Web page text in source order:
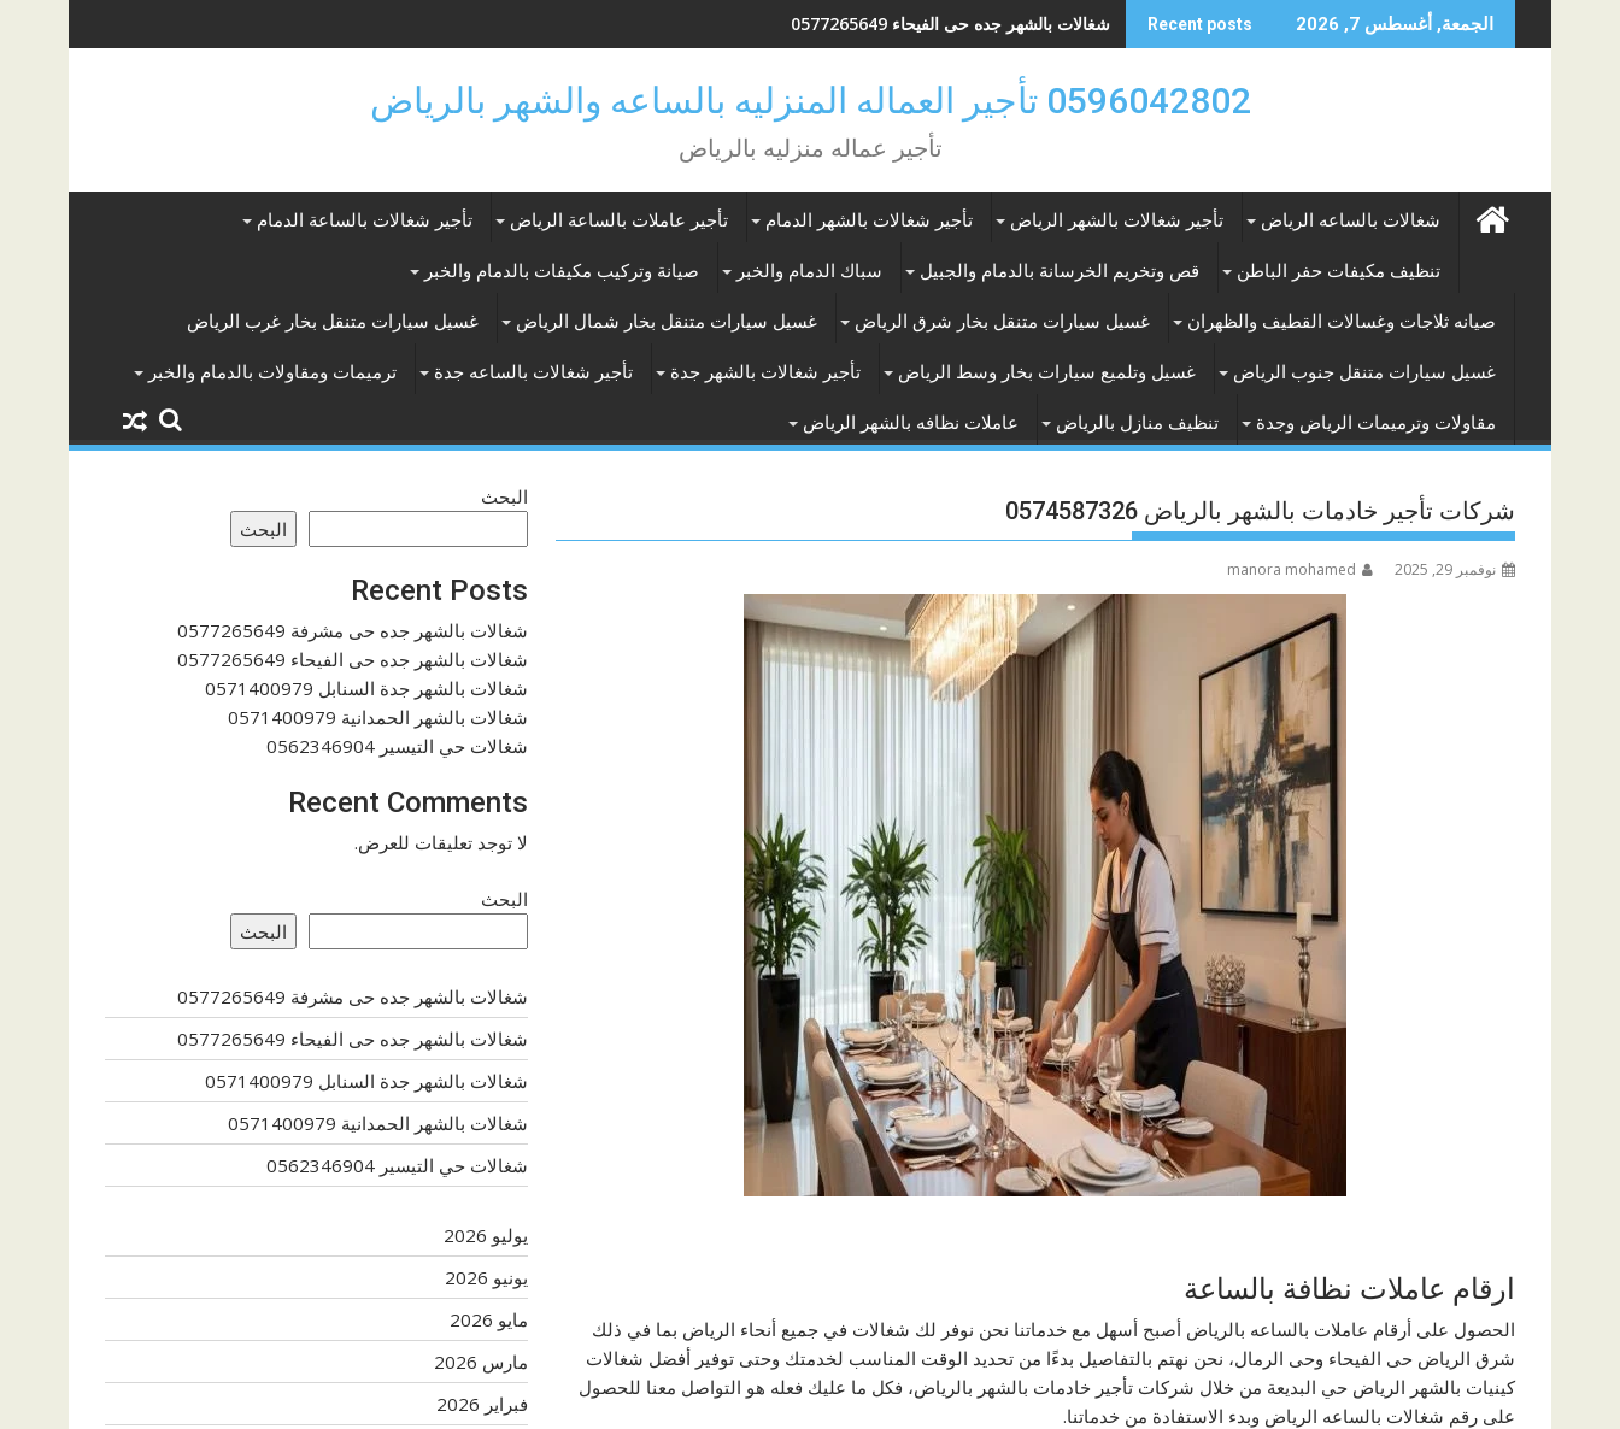
to
الجمعة, أغسطس 7, 2026 Recent posts شغالات بالشهر جده حى الفيحاء 0577265649
0596042802 تأجير العماله المنزليه بالساعه والشهر بالرياض
تأجير عماله منزليه بالرياض
شغالات بالساعه الرياض تأجير شغالات بالشهر الرياض تأجير شغالات بالشهر الدمام تأجير عاملات بالساعة الرياض تأجير شغالات بالساعة الدمام
تنظيف مكيفات حفر الباطن قص وتخريم الخرسانة بالدمام والجبيل سباك الدمام والخبر صيانة وتركيب مكيفات بالدمام والخبر
صيانه ثلاجات وغسالات القطيف والظهران غسيل سيارات متنقل بخار شرق الرياض غسيل سيارات متنقل بخار شمال الرياض غسيل سيارات متنقل بخار غرب الرياض
غسيل سيارات متنقل جنوب الرياض غسيل وتلميع سيارات بخار وسط الرياض تأجير شغالات بالشهر جدة تأجير شغالات بالساعه جدة ترميمات ومقاولات بالدمام والخبر
مقاولات وترميمات الرياض وجدة تنظيف منازل بالرياض عاملات نظافه بالشهر الرياض
شركات تأجير خادمات بالشهر بالرياض 0574587326
نوفمبر 29, 2025 manora mohamed
ارقام عاملات نظافة بالساعة
الحصول على أرقام عاملات بالساعه بالرياض أصبح أسهل مع خدماتنا نحن نوفر لك شغالات في جميع أنحاء الرياض بما في ذلك
شرق الرياض حى الفيحاء وحى الرمال، نحن نهتم بالتفاصيل بدءًا من تحديد الوقت المناسب لخدمتك وحتى توفير أفضل شغالات
كينيات بالشهر الرياض حي البديعة من خلال شركات تأجير خادمات بالشهر بالرياض، فكل ما عليك فعله هو التواصل معنا للحصول
على رقم شغالات بالساعه الرياض وبدء الاستفادة من خدماتنا.
البحث
البحث
Recent Posts
شغالات بالشهر جده حى مشرفة 0577265649
شغالات بالشهر جده حى الفيحاء 0577265649
شغالات بالشهر جدة السنابل 0571400979
شغالات بالشهر الحمدانية 0571400979
شغالات حي التيسير 0562346904
Recent Comments
لا توجد تعليقات للعرض.
البحث
البحث
شغالات بالشهر جده حى مشرفة 0577265649
شغالات بالشهر جده حى الفيحاء 0577265649
شغالات بالشهر جدة السنابل 0571400979
شغالات بالشهر الحمدانية 0571400979
شغالات حي التيسير 0562346904
يوليو 2026
يونيو 2026
مايو 2026
مارس 2026
فبراير 2026